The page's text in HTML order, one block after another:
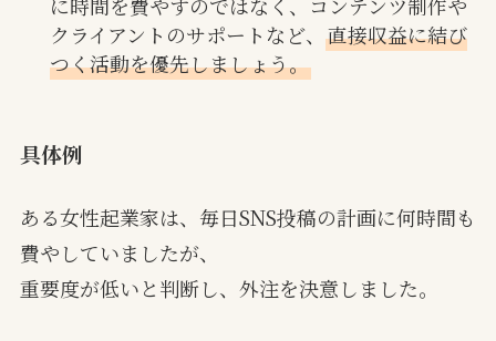
クライアントのサポートなど、 直接収益に結び
つく活動を優先しましょう。
具体例
ある女性起業家は、毎日SNS投稿の計画に何時間も
費やしていましたが、
重要度が低いと判断し、外注を決意しました。